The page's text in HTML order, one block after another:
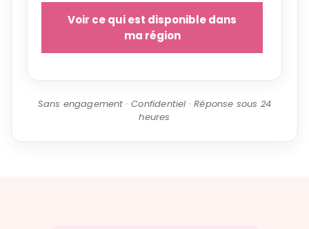
Voir ce qui est disponible dans
ma région
Sans engagement · Confidentiel · Réponse sous 24
heures